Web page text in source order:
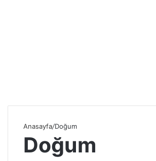
Anasayfa/Doğum
Doğum